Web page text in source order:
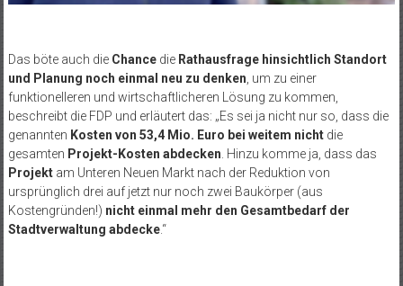
Das böte auch die Chancedie Rathausfrage hinsichtlich Standort
und Planung noch einmal neu zu denken, um zu einer
funktionelleren und wirtschaftlicheren Lösung zu kommen,
beschreibt die FDP und erläutert das: „Es sei ja nicht nur so, dass die
genannten Kosten von 53,4 Mio. Euro bei weitem nichtdie
gesamten Projekt-Kosten abdecken. Hinzu komme ja, dass das
Projektam Unteren Neuen Markt nach der Reduktion von
ursprünglich drei auf jetzt nur noch zwei Baukörper (aus
Kostengründen!) nicht einmal mehr den Gesamtbedarf der
Stadtverwaltung abdecke.“